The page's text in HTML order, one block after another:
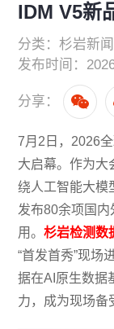
IDM V5新
分类：杉岩新
发布时间：
分享：
7月2日，2026
大启幕。作为大
绕人工智能大模
发布80余项国
用。杉岩检测数
“首发首秀”现场
据在AI原生数据
力，成为现场备